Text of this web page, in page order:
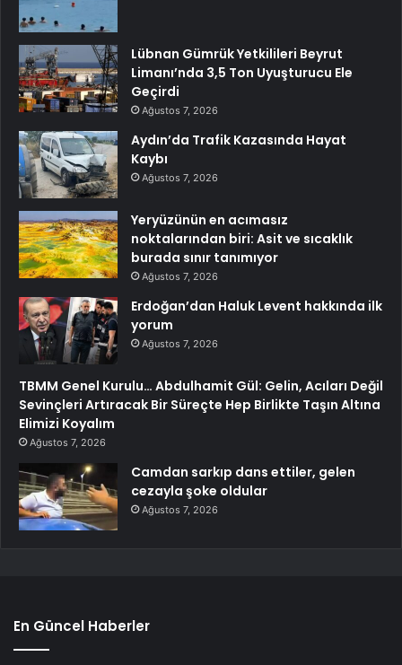
Lübnan Gümrük Yetkilileri Beyrut
Limanı’nda 3,5 Ton Uyuşturucu Ele
Geçirdi
Ağustos 7, 2026
Aydın’da Trafik Kazasında Hayat
Kaybı
Ağustos 7, 2026
Yeryüzünün en acımasız
noktalarından biri: Asit ve sıcaklık
burada sınır tanımıyor
Ağustos 7, 2026
Erdoğan’dan Haluk Levent hakkında ilk
yorum
Ağustos 7, 2026
TBMM Genel Kurulu… Abdulhamit Gül: Gelin, Acıları Değil
Sevinçleri Artıracak Bir Süreçte Hep Birlikte Taşın Altına
Elimizi Koyalım
Ağustos 7, 2026
Camdan sarkıp dans ettiler, gelen
cezayla şoke oldular
Ağustos 7, 2026
En Güncel Haberler